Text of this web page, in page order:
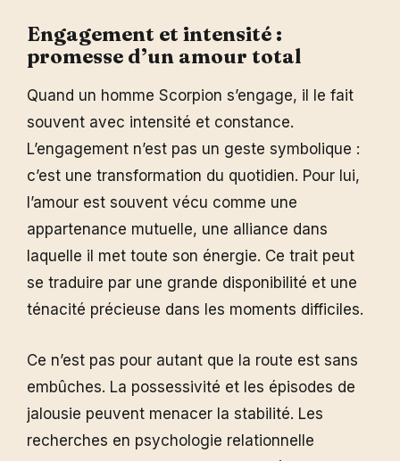
Engagement et intensité :
promesse d’un amour total
Quand un homme Scorpion s’engage, il le fait
souvent avec intensité et constance.
L’engagement n’est pas un geste symbolique :
c’est une transformation du quotidien. Pour lui,
l’amour est souvent vécu comme une
appartenance mutuelle, une alliance dans
laquelle il met toute son énergie. Ce trait peut
se traduire par une grande disponibilité et une
ténacité précieuse dans les moments difficiles.
Ce n’est pas pour autant que la route est sans
embûches. La possessivité et les épisodes de
jalousie peuvent menacer la stabilité. Les
recherches en psychologie relationnelle